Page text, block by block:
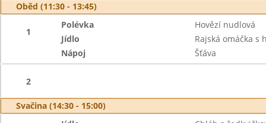
Oběd (11:30 - 13:45)
1
Polévka
Hovězí nudlová
Jídlo
Rajská omáčka s
Nápoj
Šťáva
2
Svačina (14:30 - 15:00)